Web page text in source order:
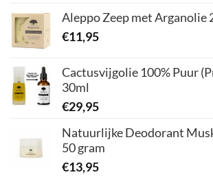
Aleppo Zeep met Arganolie
€11,95
Cactusvijgolie 100% Puur
30ml
€29,95
Natuurlijke Deodorant
50 gram
€13,95